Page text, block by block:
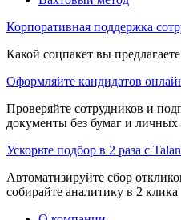
Корпоративная поддержка
Какой соцпакет вы
Оформляйте кандидатов
Проверяйте сотрудников и
документы без бумаг и личных
Ускорьте подбор в 2 раза с
Автоматизируйте сбор
собирайте аналитику в 2 клика